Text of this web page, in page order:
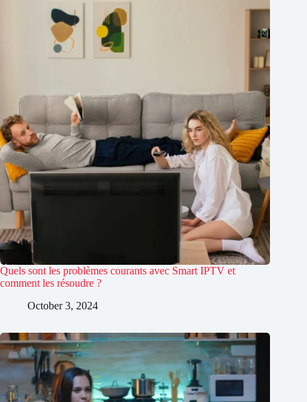
Quels sont les problèmes courants avec Smart IPTV et
comment les résoudre ?
October 3, 2024